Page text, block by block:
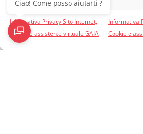
Informativa Privacy Sito Internet,
Cookie e assistente virtuale GAIA
Informativa
Cookie e
Iscrizione Anagrafe Fondi
Iscrizione Registro Persone Giuridiche
Informativa Privacy Sito Internet, Cookie e
Ciao! Come posso aiutarti ?